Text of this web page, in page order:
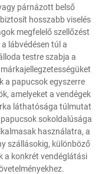
párnázott belső
hosszabb viselés
megfelelő szellőzést
lábvédésen túl a
testre szabja a
a papucsok egyszerre
amelyeket a vendégek
láthatósága túlmutat
sokoldalúsága
használatra, a
szállásokig, különböző
a konkrét vendéglátási